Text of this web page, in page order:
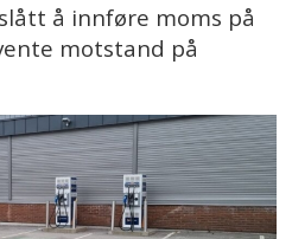
å innføre moms på
motstand på